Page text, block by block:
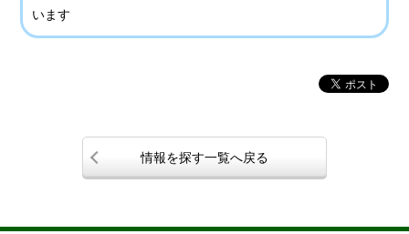
います
情報を探す一覧へ戻る